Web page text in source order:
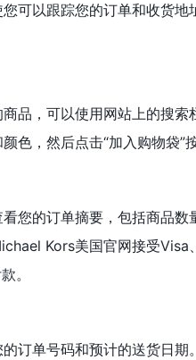
可以跟踪您的订单和收货地
品，可以使用网站上的搜索
色，然后点击“加入购物袋”按
您的订单摘要，包括商品数
Kors美国官网接受Visa
。
订单号码和预计的送货日